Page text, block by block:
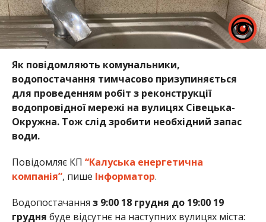
Як повідомляють комунальники,
водопостачання тимчасово призупиняється
для проведенням робіт з реконструкції
водопровідної мережі на вулицях Сівецька-
Окружна. Тож слід зробити необхідний запас
води.
Повідомляє КП “Калуська енергетична
компанія”, пише Інформатор.
Водопостачання з 9:00 18 грудня до 19:00 19
грудня буде відсутнє на наступних вулицях міста: